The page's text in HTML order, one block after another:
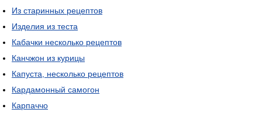
Из старинных рецептов
Изделия из теста
Кабачки несколько рецептов
Канчжон из курицы
Капуста, несколько рецептов
Кардамонный самогон
Карпаччо